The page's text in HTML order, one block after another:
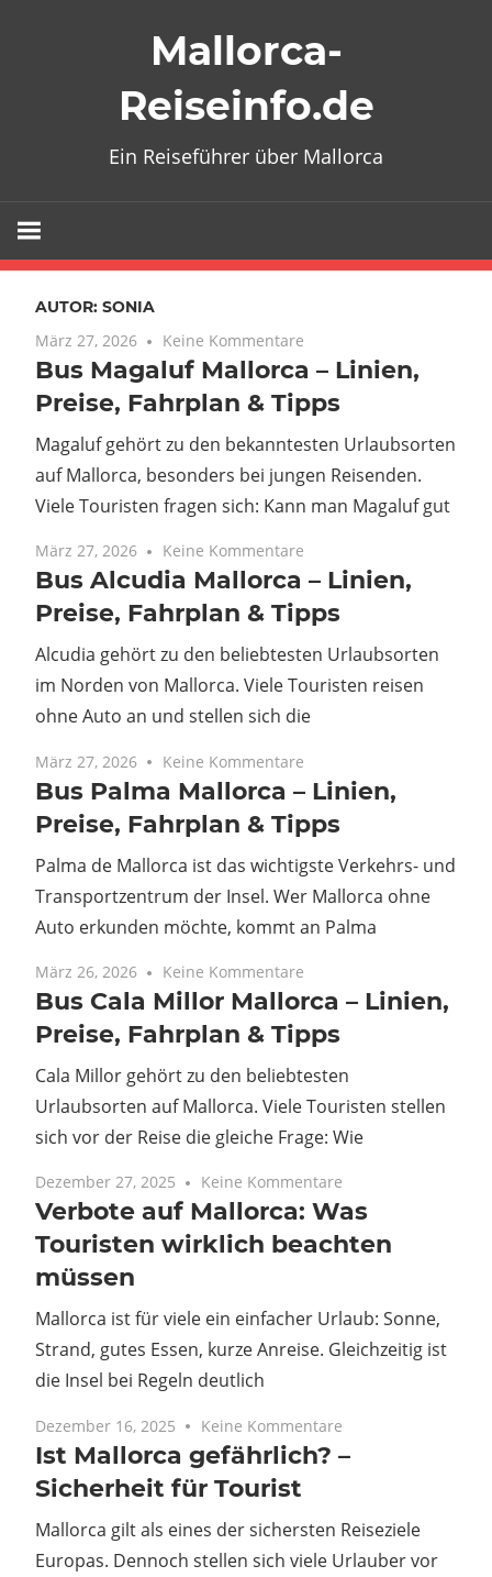
Mallorca-
Reiseinfo.de
Ein Reiseführer über Mallorca
AUTOR: SONIA
März 27, 2026 Keine Kommentare
Bus Magaluf Mallorca – Linien,
Preise, Fahrplan & Tipps
Magaluf gehört zu den bekanntesten Urlaubsorten
auf Mallorca, besonders bei jungen Reisenden.
Viele Touristen fragen sich: Kann man Magaluf gut
März 27, 2026 Keine Kommentare
Bus Alcudia Mallorca – Linien,
Preise, Fahrplan & Tipps
Alcudia gehört zu den beliebtesten Urlaubsorten
im Norden von Mallorca. Viele Touristen reisen
ohne Auto an und stellen sich die
März 27, 2026 Keine Kommentare
Bus Palma Mallorca – Linien,
Preise, Fahrplan & Tipps
Palma de Mallorca ist das wichtigste Verkehrs- und
Transportzentrum der Insel. Wer Mallorca ohne
Auto erkunden möchte, kommt an Palma
März 26, 2026 Keine Kommentare
Bus Cala Millor Mallorca – Linien,
Preise, Fahrplan & Tipps
Cala Millor gehört zu den beliebtesten
Urlaubsorten auf Mallorca. Viele Touristen stellen
sich vor der Reise die gleiche Frage: Wie
Dezember 27, 2025 Keine Kommentare
Verbote auf Mallorca: Was
Touristen wirklich beachten
müssen
Mallorca ist für viele ein einfacher Urlaub: Sonne,
Strand, gutes Essen, kurze Anreise. Gleichzeitig ist
die Insel bei Regeln deutlich
Dezember 16, 2025 Keine Kommentare
Ist Mallorca gefährlich? –
Sicherheit für Tourist
Mallorca gilt als eines der sichersten Reiseziele
Europas. Dennoch stellen sich viele Urlauber vor